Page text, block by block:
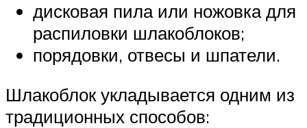
дисковая пила или ножовка для
распиловки шлакоблоков;
порядовки, отвесы и шпатели.
Шлакоблок укладывается одним из
традиционных способов: